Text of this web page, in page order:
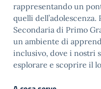
rappresentando un
quelli dell’adolescenza.
Secondaria di Primo
un ambiente di
inclusivo, dove i nostri
esplorare e scoprire il